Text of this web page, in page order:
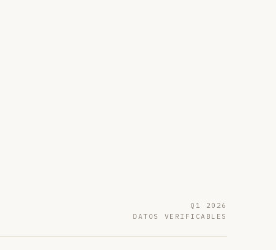
Q1 2026
DATOS VERIFICABLES